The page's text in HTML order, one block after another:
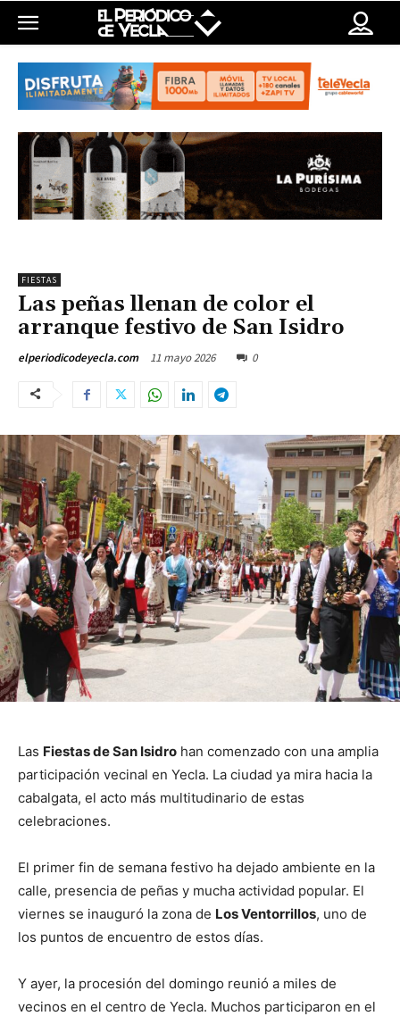
FIESTAS
Las peñas llenan de color el
arranque festivo de San Isidro
elperiodicodeyecla.com 11 mayo 2026 0
Las Fiestas de San Isidro han comenzado con una amplia
participación vecinal en Yecla. La ciudad ya mira hacia la
cabalgata, el acto más multitudinario de estas
celebraciones.
El primer fin de semana festivo ha dejado ambiente en la
calle, presencia de peñas y mucha actividad popular. El
viernes se inauguró la zona de Los Ventorrillos, uno de
los puntos de encuentro de estos días.
Y ayer, la procesión del domingo reunió a miles de
vecinos en el centro de Yecla. Muchos participaron en el